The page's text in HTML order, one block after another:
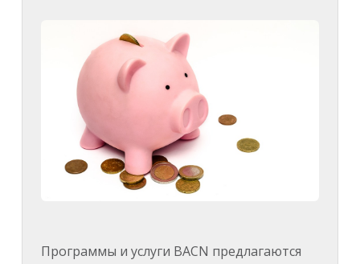
Программы и услуги BACN предлагаются